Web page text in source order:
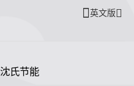
英文版
沈氏节能